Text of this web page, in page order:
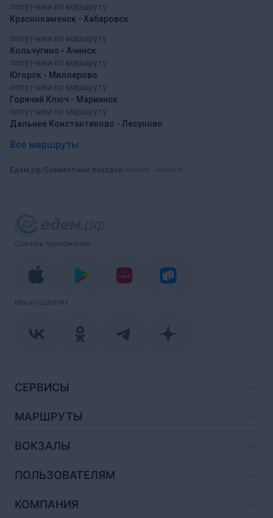
попутчики по маршруту
Краснокаменск - Хабаровск
попутчики по маршруту
Кольчугино - Ачинск
попутчики по маршруту
Югорск - Миллерово
попутчики по маршруту
Горячий Ключ - Мариинск
попутчики по маршруту
Дальнее Константиново - Лесуново
Все маршруты
Едем.рф Совместные поездки
Скачать приложение
Мы в соцсетях
СЕРВИСЫ
МАРШРУТЫ
ВОКЗАЛЫ
ПОЛЬЗОВАТЕЛЯМ
КОМПАНИЯ